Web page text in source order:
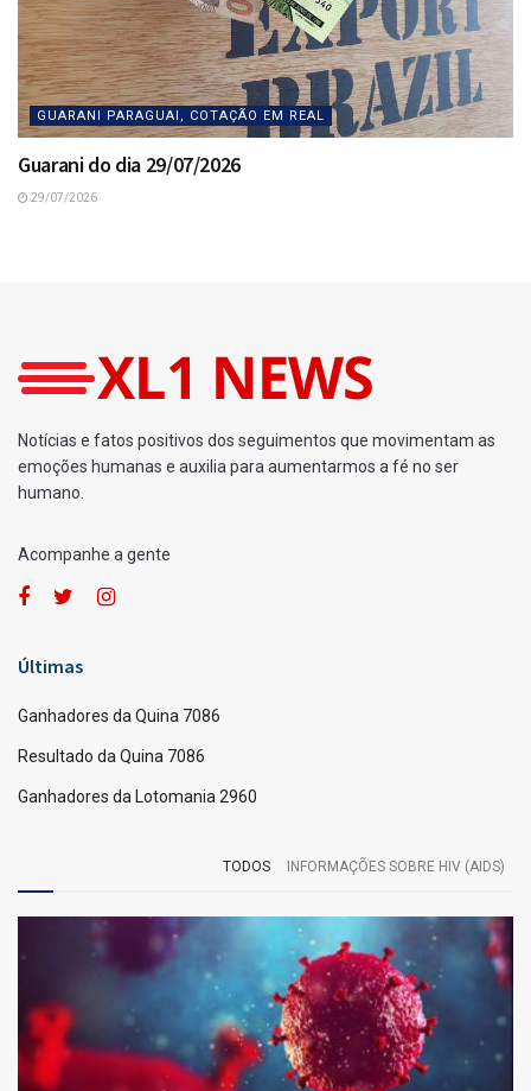
GUARANI PARAGUAI, COTAÇÃO EM REAL
Guarani do dia 29/07/2026
29/07/2026
Notícias e fatos positivos dos seguimentos que movimentam as
emoções humanas e auxilia para aumentarmos a fé no ser
humano.
Acompanhe a gente
Últimas
Ganhadores da Quina 7086
Resultado da Quina 7086
Ganhadores da Lotomania 2960
TODOS INFORMAÇÕES SOBRE HIV (AIDS)